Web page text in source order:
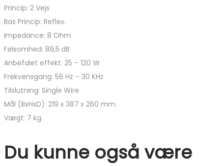
Princip: 2 Vejs
Bas Princip: Reflex.
Impedance: 8 Ohm
Følsomhed: 89,5 dB
Anbefalet effekt: 25 – 120 W
Frekvensgang: 56 Hz – 30 KHz
Tilslutning: Single Wire
Mål (BxHxD): 219 x 387 x 260 mm.
Vægt: 7 kg.
Du kunne også være